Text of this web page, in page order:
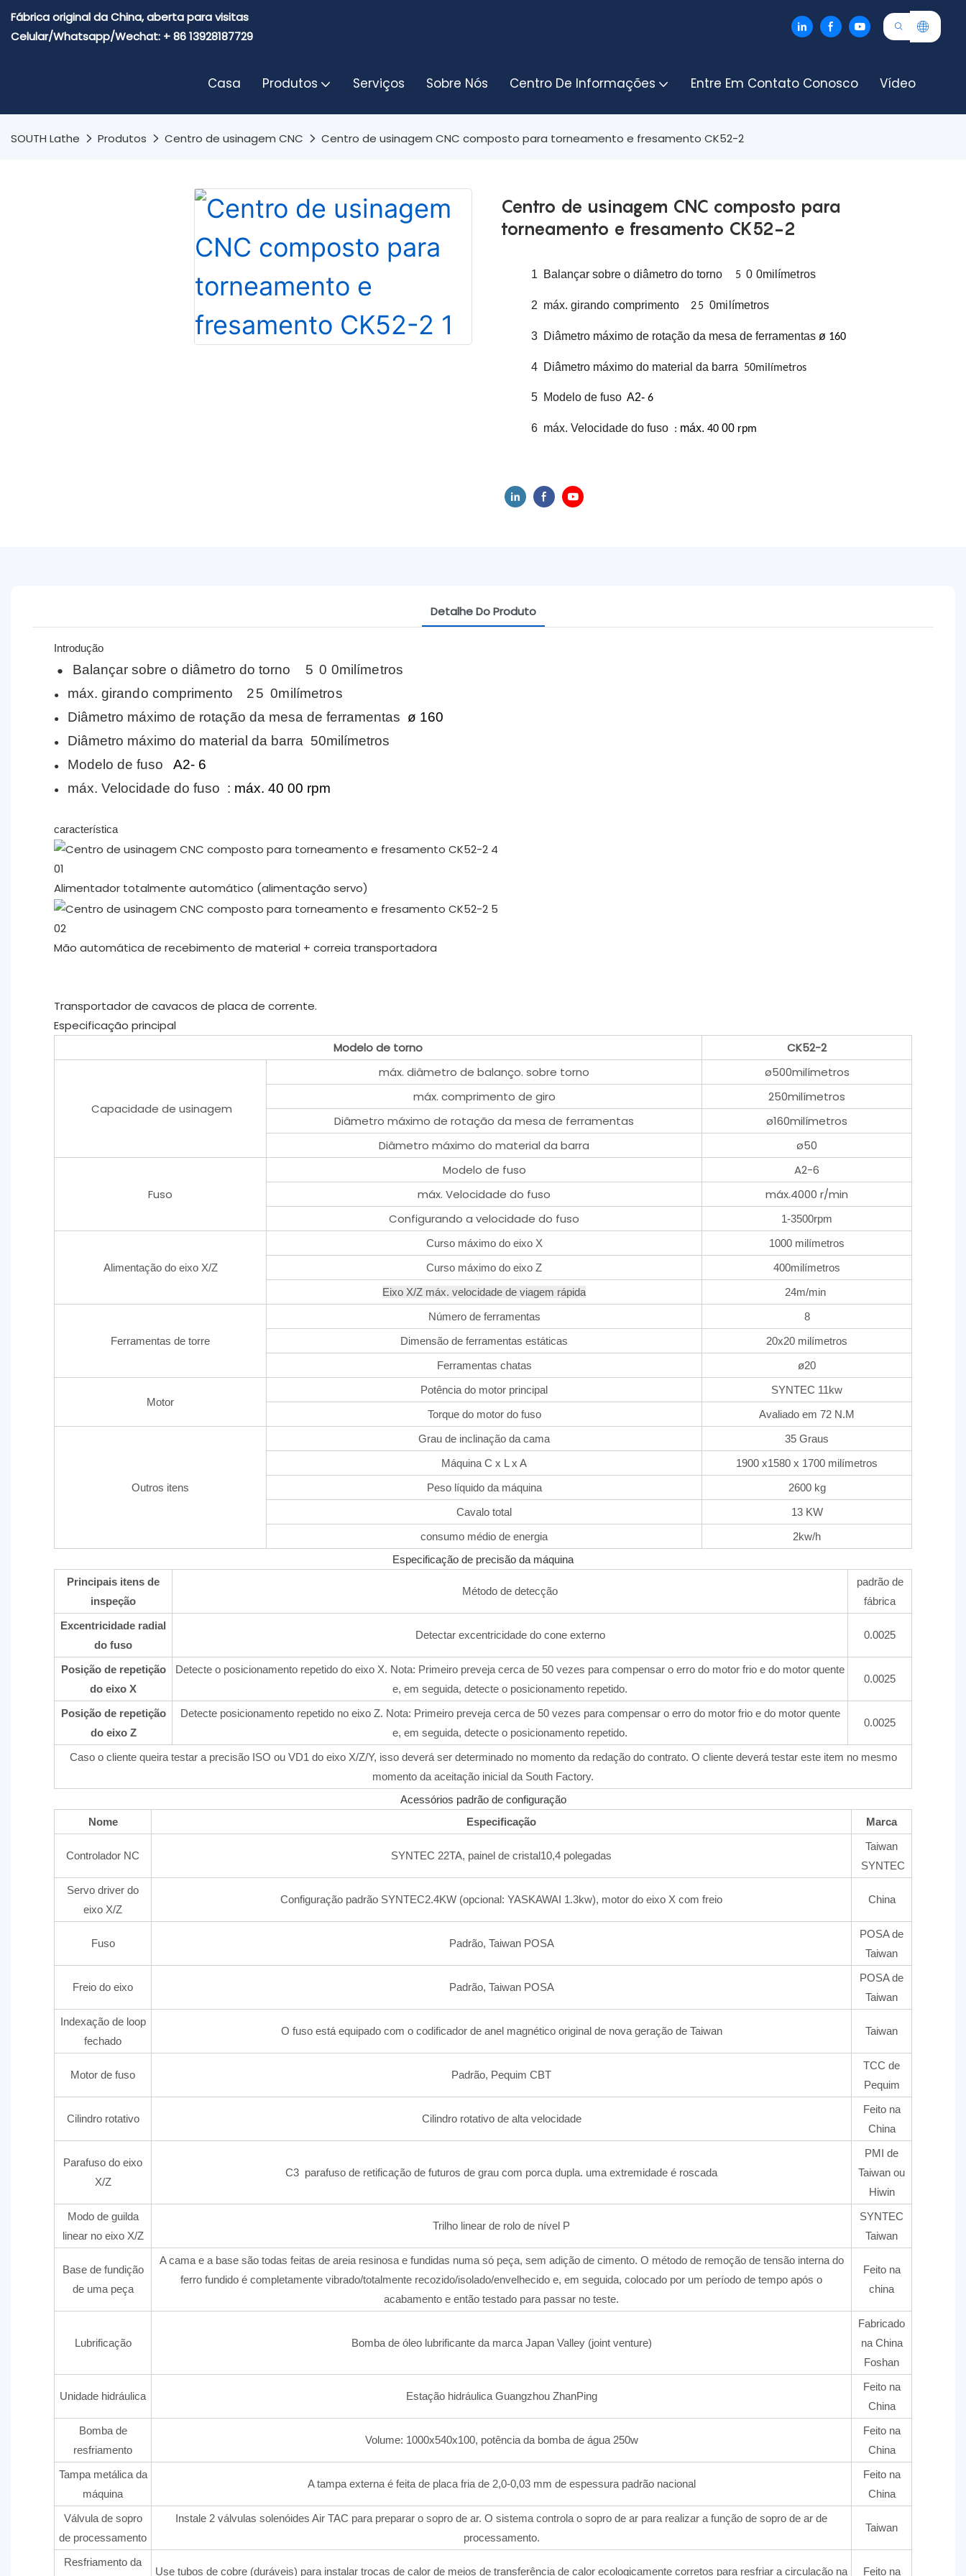
Fábrica original da China, aberta para visitas
Celular/Whatsapp/Wechat: + 86 13928187729
Casa Produtos Serviços Sobre Nós Centro De Informações Entre Em Contato Conosco Vídeo
SOUTH Lathe Produtos Centro de usinagem CNC Centro de usinagem CNC composto para torneamento e fresamento CK52-2
Centro de usinagem CNC composto para
torneamento e fresamento CK52-2
1 Balançar sobre o diâmetro do torno 5 0 0milímetros
2 máx. girando comprimento 250milímetros
3 Diâmetro máximo de rotação da mesa de ferramentas ø 160
4 Diâmetro máximo do material da barra 50milímetros
5 Modelo de fuso A2- 6
6 máx. Velocidade do fuso : máx. 40 00 rpm
Detalhe Do Produto
Introdução
●
Balançar sobre o diâmetro do torno 5 0 0milímetros
● máx. girando comprimento 250milímetros
● Diâmetro máximo de rotação da mesa de ferramentas ø 160
● Diâmetro máximo do material da barra 50milímetros
● Modelo de fuso A2- 6
● máx. Velocidade do fuso : máx. 40 00 rpm
característica
01
Alimentador totalmente automático (alimentação servo)
02
Mão automática de recebimento de material + correia transportadora
Transportador de cavacos de placa de corrente.
Especificação principal
Modelo de torno
CK52-2
Capacidade de usinagem
máx. diâmetro de balanço. sobre torno
ø500milímetros
máx. comprimento de giro
250milímetros
Diâmetro máximo de rotação da mesa de ferramentas
ø160milímetros
Diâmetro máximo do material da barra
ø50
Fuso
Modelo de fuso
A2-6
máx. Velocidade do fuso
máx.4000 r/min
Configurando a velocidade do fuso
1-3500rpm
Alimentação do eixo X/Z
Curso máximo do eixo X
1000 milímetros
Curso máximo do eixo Z
400milímetros
Eixo X/Z máx. velocidade de viagem rápida
24m/min
Ferramentas de torre
Número de ferramentas
8
Dimensão de ferramentas estáticas
20x20 milímetros
Ferramentas chatas
ø20
Motor
Potência do motor principal
SYNTEC 11kw
Torque do motor do fuso
Avaliado em 72 N.M
Outros itens
Grau de inclinação da cama
35 Graus
Máquina C x L x A
1900 x1580 x 1700 milímetros
Peso líquido da máquina
2600 kg
Cavalo total
13 KW
consumo médio de energia
2kw/h
Especificação de precisão da máquina
Principais itens de
inspeção
Método de detecção
padrão de
fábrica
Excentricidade radial
do fuso
Detectar excentricidade do cone externo 0.0025
Posição de repetição
do eixo X
Detecte o posicionamento repetido do eixo X. Nota: Primeiro preveja cerca de 50 vezes para compensar o erro do motor frio e do motor quente
e, em seguida, detecte o posicionamento repetido.
0.0025
Posição de repetição
do eixo Z
Detecte posicionamento repetido no eixo Z. Nota: Primeiro preveja cerca de 50 vezes para compensar o erro do motor frio e do motor quente
e, em seguida, detecte o posicionamento repetido.
0.0025
Caso o cliente queira testar a precisão ISO ou VD1 do eixo X/Z/Y, isso deverá ser determinado no momento da redação do contrato. O cliente deverá testar este item no mesmo
momento da aceitação inicial da South Factory.
Acessórios padrão de configuração
Nome
Especificação Marca
Controlador NC SYNTEC 22TA, painel de cristal10,4 polegadas
Taiwan
SYNTEC
Servo driver do
eixo X/Z
Configuração padrão SYNTEC2.4KW (opcional: YASKAWAI 1.3kw), motor do eixo X com freio China
Fuso Padrão, Taiwan POSA
POSA de
Taiwan
Freio do eixo Padrão, Taiwan POSA
POSA de
Taiwan
Indexação de loop
fechado
O fuso está equipado com o codificador de anel magnético original de nova geração de Taiwan Taiwan
Motor de fuso Padrão, Pequim CBT
TCC de
Pequim
Cilindro rotativo Cilindro rotativo de alta velocidade
Feito na
China
Parafuso do eixo
X/Z
C3 parafuso de retificação de futuros de grau com porca dupla. uma extremidade é roscada
PMI de
Taiwan ou
Hiwin
Modo de guilda
linear no eixo X/Z
Trilho linear de rolo de nível P
SYNTEC
Taiwan
Base de fundição
de uma peça
A cama e a base são todas feitas de areia resinosa e fundidas numa só peça, sem adição de cimento. O método de remoção de tensão interna do
ferro fundido é completamente vibrado/totalmente recozido/isolado/envelhecido e, em seguida, colocado por um período de tempo após o
acabamento e então testado para passar no teste.
Feito na
china
Lubrificação Bomba de óleo lubrificante da marca Japan Valley (joint venture)
Fabricado
na China
Foshan
Unidade hidráulica Estação hidráulica Guangzhou ZhanPing
Feito na
China
Bomba de
resfriamento
Volume: 1000x540x100, potência da bomba de água 250w
Feito na
China
Tampa metálica da
máquina
A tampa externa é feita de placa fria de 2,0-0,03 mm de espessura padrão nacional
Feito na
China
Válvula de sopro
de processamento
Instale 2 válvulas solenóides Air TAC para preparar o sopro de ar. O sistema controla o sopro de ar para realizar a função de sopro de ar de
processamento.
Taiwan
Resfriamento da
Use tubos de cobre (duráveis) para instalar trocas de calor de meios de transferência de calor ecologicamente corretos para resfriar a circulação na Feito na